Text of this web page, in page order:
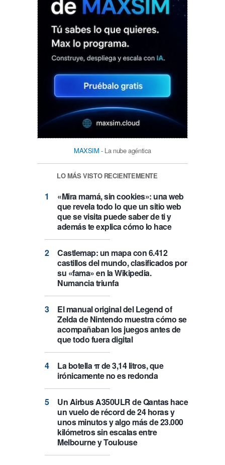
MAXSIM - La nube agéntica
LO MÁS VISTO RECIENTEMENTE
«Mira mamá, sin cookies»: una web
que revela todo lo que un sitio web
que se visita puede saber de ti y
además te explica cómo lo hace
Castlemap: un mapa con 6.412
castillos del mundo, clasificados por
su «fama» en la Wikipedia.
Numancia triunfa
El manual original del Legend of
Zelda de Nintendo muestra cómo se
acompañaban los juegos antes de
que todo fuera digital
La botella π de 3,14 litros, que
irónicamente no es redonda
Un Airbus A350ULR de Qantas hace
un vuelo de récord de 24 horas y
unos minutos y algo más de 23.000
kilómetros sin escalas entre
Melbourne y Toulouse